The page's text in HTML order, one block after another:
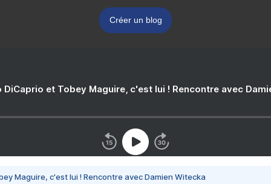
Créer un blog
DiCaprio et Tobey Maguire, c'est lui ! Rencontre avec
Maguire, c'est lui ! Rencontre avec Damien Witecka